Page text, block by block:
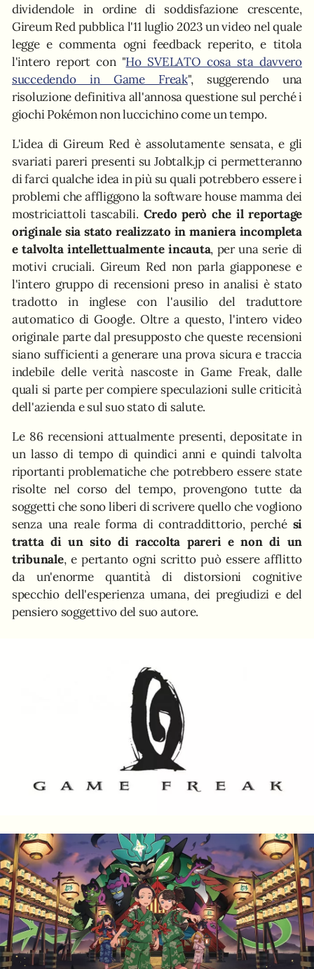
dividendole in ordine di soddisfazione crescente,
Gireum Red pubblica l'11 luglio 2023 un video nel quale
legge e commenta ogni feedback reperito, e titola
l'intero report con "Ho SVELATO cosa sta davvero
succedendo in Game Freak", suggerendo una
risoluzione definitiva all'annosa questione sul perché i
giochi Pokémon non luccichino come un tempo.
L'idea di Gireum Red è assolutamente sensata, e gli
svariati pareri presenti su Jobtalk.jp ci permetteranno
di farci qualche idea in più su quali potrebbero essere i
problemi che affliggono la software house mamma dei
mostriciattoli tascabili. Credo però che il reportage
originale sia stato realizzato in maniera incompleta
e talvolta intellettualmente incauta, per una serie di
motivi cruciali. Gireum Red non parla giapponese e
l'intero gruppo di recensioni preso in analisi è stato
tradotto in inglese con l'ausilio del traduttore
automatico di Google. Oltre a questo, l'intero video
originale parte dal presupposto che queste recensioni
siano sufficienti a generare una prova sicura e traccia
indebile delle verità nascoste in Game Freak, dalle
quali si parte per compiere speculazioni sulle criticità
dell'azienda e sul suo stato di salute.
Le 86 recensioni attualmente presenti, depositate in
un lasso di tempo di quindici anni e quindi talvolta
riportanti problematiche che potrebbero essere state
risolte nel corso del tempo, provengono tutte da
soggetti che sono liberi di scrivere quello che vogliono
senza una reale forma di contraddittorio, perché si
tratta di un sito di raccolta pareri e non di un
tribunale, e pertanto ogni scritto può essere afflitto
da un'enorme quantità di distorsioni cognitive
specchio dell'esperienza umana, dei pregiudizi e del
pensiero soggettivo del suo autore.